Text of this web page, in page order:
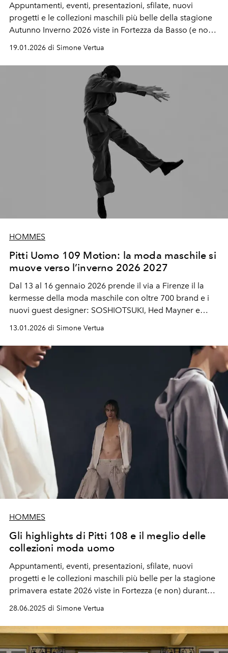
Appuntamenti, eventi, presentazioni, sfilate, nuovi
progetti e le collezioni maschili più belle della stagione
Autunno Inverno 2026 viste in Fortezza da Basso (e non)
durante Pitti Immagine Uomo 109.
19.01.2026 di Simone Vertua
HOMMES
Pitti Uomo 109 Motion: la moda maschile si
muove verso l’inverno 2026 2027
Dal 13 al 16 gennaio 2026 prende il via a Firenze il la
kermesse della moda maschile con oltre 700 brand e i
nuovi guest designer: SOSHIOTSUKI, Hed Mayner e
SHINYAKOZUKA.
13.01.2026 di Simone Vertua
HOMMES
Gli highlights di Pitti 108 e il meglio delle
collezioni moda uomo
Appuntamenti, eventi, presentazioni, sfilate, nuovi
progetti e le collezioni maschili più belle per la stagione
primavera estate 2026 viste in Fortezza (e non) durante
Pitti Uomo 108.
28.06.2025 di Simone Vertua